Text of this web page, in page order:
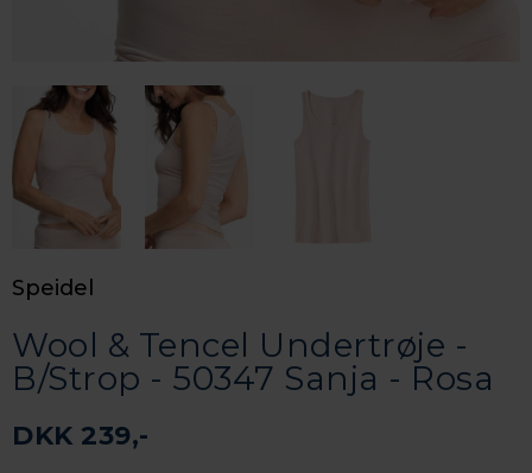
Speidel
Wool & Tencel Undertrøje -
B/Strop - 50347 Sanja - Rosa
DKK 239,-